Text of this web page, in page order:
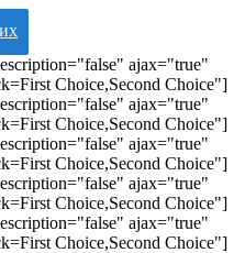
ajax="true"
Choice,Second Choice"]
ajax="true"
Choice,Second Choice"]
ajax="true"
Choice,Second Choice"]
ajax="true"
Choice,Second Choice"]
ajax="true"
Choice,Second Choice"]